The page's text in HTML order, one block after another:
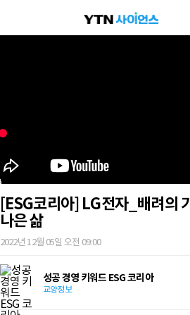
[ESG코리아] LG전자_배려의
나은 삶
2022년 12월 05일 오전 09:00
성공 경영 키워드 ESG 코리아
교양정보